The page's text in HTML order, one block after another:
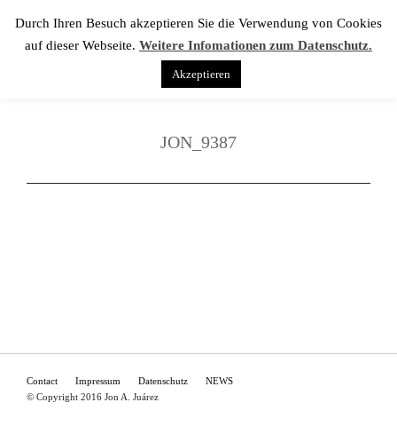
JON_9387
Contact Impressum Datenschutz
NEWS
© Copyright 2016 Jon A. Juárez
Durch Ihren Besuch akzeptieren Sie die Verwendung von Cookies
auf dieser Webseite. Weitere Infomationen zum Datenschutz.
Akzeptieren